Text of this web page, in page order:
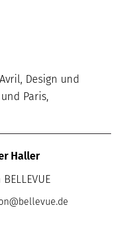
Design und
Paris,
Haller